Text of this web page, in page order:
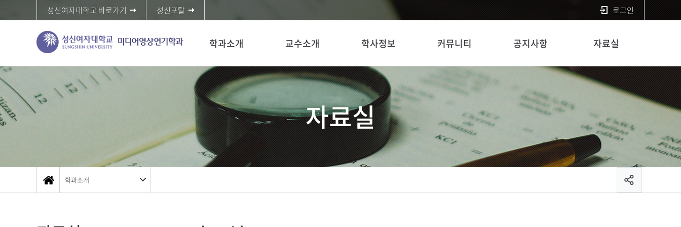
성신여자대학교 바로가기 성신포탈 로그인
학과소개 교수소개 학사정보 커뮤니티 공지사항 자료실
자료실
학과소개